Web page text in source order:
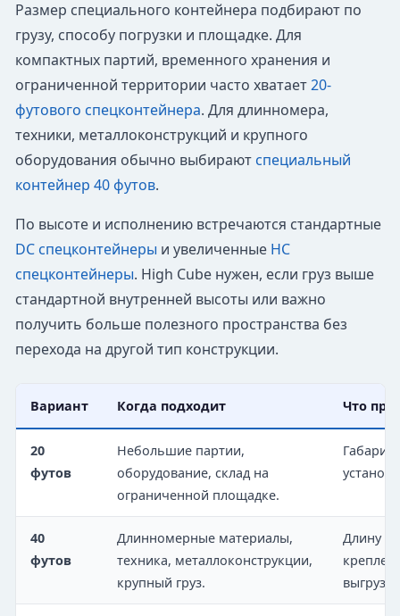
Размер специального контейнера подбирают по
грузу, способу погрузки и площадке. Для
компактных партий, временного хранения и
ограниченной территории часто хватает20-
футового спецконтейнера. Для длинномера,
техники, металлоконструкций и крупного
оборудования обычно выбирают специальный
контейнер 40 футов.
По высоте и исполнению встречаются стандартные
DC спецконтейнеры и увеличенные HC
спецконтейнеры. High Cube нужен, если груз выше
стандартной внутренней высоты или важно
получить больше полезного пространства без
перехода на другой тип конструкции.
Вариант Когда подходит Что
20
футов
Небольшие партии,
оборудование, склад на
ограниченной площадке.
40
футов
Длинномерные материалы,
техника, металлоконструкции,
крупный груз.
Длину и